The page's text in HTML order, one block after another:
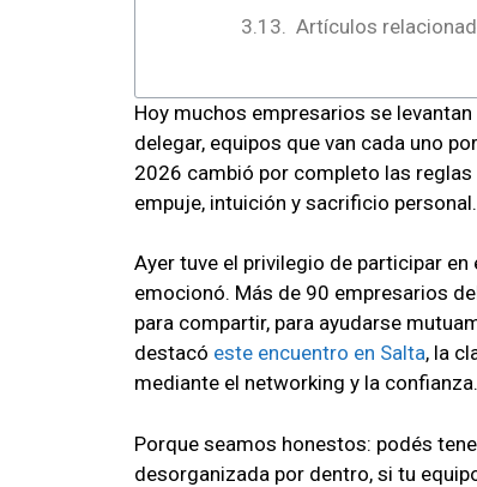
Artículos
Hoy muchos empresarios se
delegar, equipos que van cada uno
2026 cambió por completo las reglas
empuje, intuición y sacrificio personal.
Ayer tuve el privilegio de participar
emocionó. Más de 90 empresarios
para compartir, para ayudarse
destacó este encuentro en Salta, la
mediante el networking y la confianza.
Porque seamos honestos: podés
desorganizada por dentro, si tu